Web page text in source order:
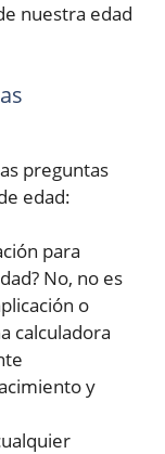
nuestra edad
preguntas
edad:
para
No, no es
o
calculadora
y